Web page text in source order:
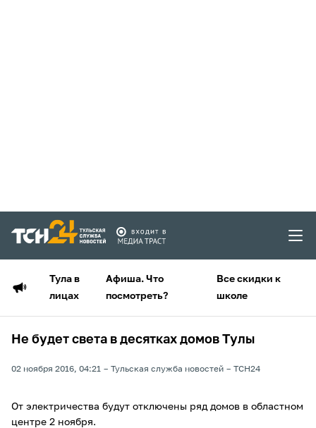
Тула в
лицах
Афиша. Что
посмотреть?
Все скидки к
школе
Не будет света в десятках домов Тулы
02 ноября 2016, 04:21 Тульская служба новостей ТСН24
От электричества будут отключены ряд домов в областном
центре 2 ноября.